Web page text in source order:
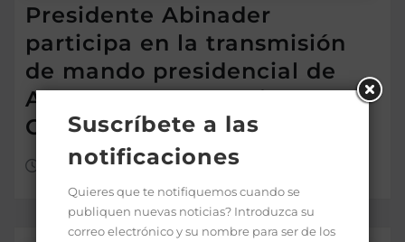
Presidente Abinader
participa en la transmisión
de mando presidencial de
Abelardo de la Espriella, en
Colombia
Ago 8, 2026
Suscríbete a las
notificaciones
Quieres que te notifiquemos cuando se
publiquen nuevas noticias? Introduzca su
correo electrónico y su nombre para ser de los